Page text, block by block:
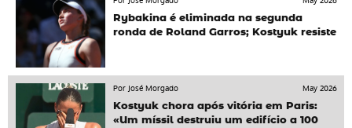
Rybakina é eliminada na segunda
ronda de Roland Garros; Kostyuk resiste
Por José Morgado
May 2026
Kostyuk chora após vitória em Paris:
«Um míssil destruiu um edifício a 100